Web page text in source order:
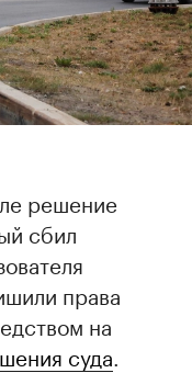
решение
сбил
права
на
суда